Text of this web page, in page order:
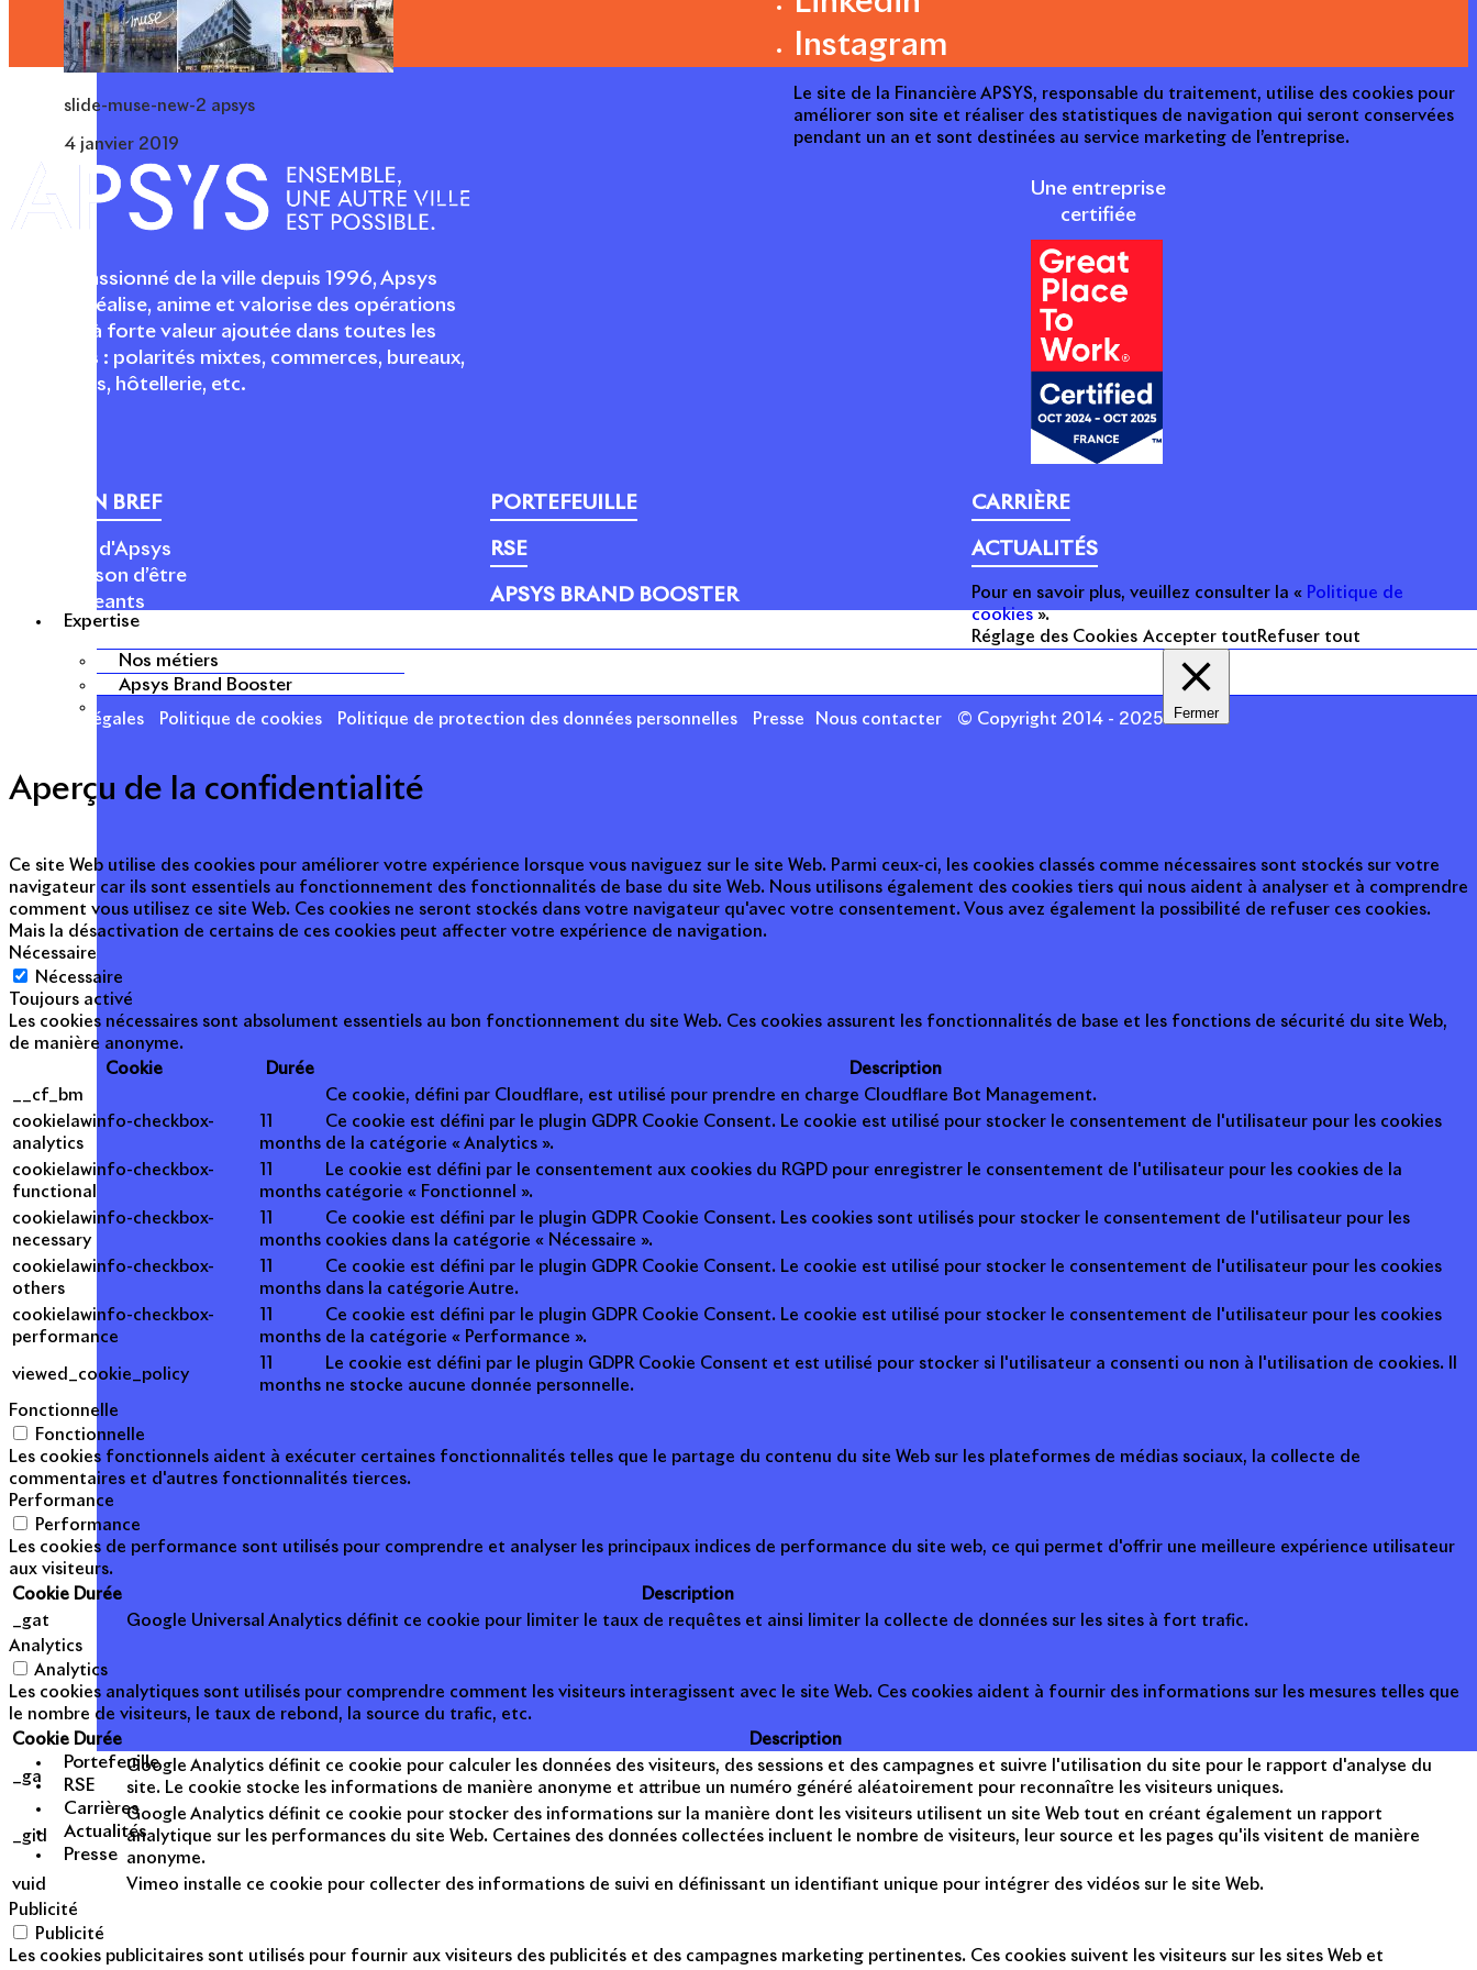
Expertise
Nos métiers
Apsys Brand Booster
Portefeuille
RSE
Carrières
Actualités
Presse
slide-muse-new-2 apsys
4 janvier 2019
Acteur passionné de la ville depuis 1996, Apsys
conçoit, réalise, anime et valorise des opérations
urbaines à forte valeur ajoutée dans toutes les
fonctions : polarités mixtes, commerces, bureaux,
logements, hôtellerie, etc.
Une entreprise
certifiée
APSYS EN BREF
À propos d'Apsys
Notre raison d’être
Nos dirigeants
Finance
Nos métiers
PORTEFEUILLE
RSE
APSYS BRAND BOOSTER
CARRIÈRE
ACTUALITÉS
Mentions légales Politique de cookies Politique de protection des données personnelles Presse Nous contacter © Copyright 2014 - 2025
Instagram
Le site de la Financière APSYS, responsable du traitement, utilise des cookies pour
améliorer son site et réaliser des statistiques de navigation qui seront conservées
pendant un an et sont destinées au service marketing de l’entreprise.
Pour en savoir plus, veuillez consulter la « Politique de
cookies».
Réglage des Cookies Accepter tout Refuser tout
Fermer
Aperçu de la confidentialité
Ce site Web utilise des cookies pour améliorer votre expérience lorsque vous naviguez sur le site Web. Parmi ceux-ci, les cookies classés comme nécessaires sont stockés sur votre
navigateur car ils sont essentiels au fonctionnement des fonctionnalités de base du site Web. Nous utilisons également des cookies tiers qui nous aident à analyser et à comprendre
comment vous utilisez ce site Web. Ces cookies ne seront stockés dans votre navigateur qu'avec votre consentement. Vous avez également la possibilité de refuser ces cookies.
Mais la désactivation de certains de ces cookies peut affecter votre expérience de navigation.
Nécessaire
Nécessaire
Toujours activé
Les cookies nécessaires sont absolument essentiels au bon fonctionnement du site Web. Ces cookies assurent les fonctionnalités de base et les fonctions de sécurité du site Web,
de manière anonyme.
Cookie
Durée
Description
__cf_bm
Ce cookie, défini par Cloudflare, est utilisé pour prendre en charge Cloudflare Bot Management.
cookielawinfo-checkbox-
analytics
months
Ce cookie est défini par le plugin GDPR Cookie Consent. Le cookie est utilisé pour stocker le consentement de l'utilisateur pour les cookies
de la catégorie « Analytics ».
cookielawinfo-checkbox-
functional
months
Le cookie est défini par le consentement aux cookies du RGPD pour enregistrer le consentement de l'utilisateur pour les cookies de la
catégorie « Fonctionnel ».
cookielawinfo-checkbox-
necessary
months
Ce cookie est défini par le plugin GDPR Cookie Consent. Les cookies sont utilisés pour stocker le consentement de l'utilisateur pour les
cookies dans la catégorie « Nécessaire ».
cookielawinfo-checkbox-
others
months
Ce cookie est défini par le plugin GDPR Cookie Consent. Le cookie est utilisé pour stocker le consentement de l'utilisateur pour les cookies
dans la catégorie Autre.
cookielawinfo-checkbox-
performance
months
Ce cookie est défini par le plugin GDPR Cookie Consent. Le cookie est utilisé pour stocker le consentement de l'utilisateur pour les cookies
de la catégorie « Performance ».
viewed_cookie_policy
months
Le cookie est défini par le plugin GDPR Cookie Consent et est utilisé pour stocker si l'utilisateur a consenti ou non à l'utilisation de cookies. Il
ne stocke aucune donnée personnelle.
Fonctionnelle
Fonctionnelle
Les cookies fonctionnels aident à exécuter certaines fonctionnalités telles que le partage du contenu du site Web sur les plateformes de médias sociaux, la collecte de
commentaires et d'autres fonctionnalités tierces.
Performance
Performance
Les cookies de performance sont utilisés pour comprendre et analyser les principaux indices de performance du site web, ce qui permet d'offrir une meilleure expérience utilisateur
aux visiteurs.
Cookie Durée
Description
_gat
Google Universal Analytics définit ce cookie pour limiter le taux de requêtes et ainsi limiter la collecte de données sur les sites à fort trafic.
Analytics
Analytics
Les cookies analytiques sont utilisés pour comprendre comment les visiteurs interagissent avec le site Web. Ces cookies aident à fournir des informations sur les mesures telles que
le nombre de visiteurs, le taux de rebond, la source du trafic, etc.
Cookie Durée Description
_ga
Google Analytics définit ce cookie pour calculer les données des visiteurs, des sessions et des campagnes et suivre l'utilisation du site pour le rapport d'analyse du
site. Le cookie stocke les informations de manière anonyme et attribue un numéro généré aléatoirement pour reconnaître les visiteurs uniques.
_gid
Google Analytics définit ce cookie pour stocker des informations sur la manière dont les visiteurs utilisent un site Web tout en créant également un rapport
analytique sur les performances du site Web. Certaines des données collectées incluent le nombre de visiteurs, leur source et les pages qu'ils visitent de manière
anonyme.
vuid
Vimeo installe ce cookie pour collecter des informations de suivi en définissant un identifiant unique pour intégrer des vidéos sur le site Web.
Publicité
Publicité
Les cookies publicitaires sont utilisés pour fournir aux visiteurs des publicités et des campagnes marketing pertinentes. Ces cookies suivent les visiteurs sur les sites Web et